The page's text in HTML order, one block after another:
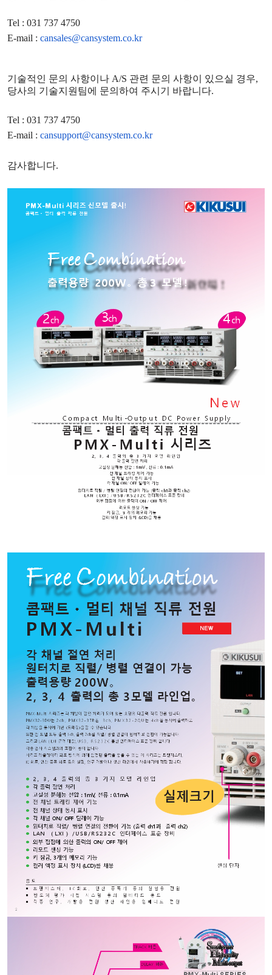
Tel : 031 737 4750
E-mail : cansales@cansystem.co.kr
기술적인 문의 사항이나 A/S 관련 문의 사항이 있으실 경우,
당사의 기술지원팀에 문의하여 주시기 바랍니다.
Tel : 031 737 4750
E-mail : cansupport@cansystem.co.kr
감사합니다.